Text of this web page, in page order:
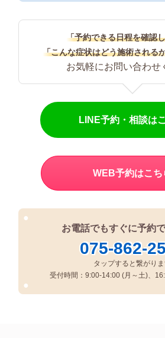
「予約できる日程を確認
「こんな症状はどう施術される
お気軽にお問い合わせ
LINE予約・相談は
WEB予約はこち
●
●
お電話でもすぐに予約
075-862-
タップすると繋がり
受付時間：9:00-14:00 (月～土)、